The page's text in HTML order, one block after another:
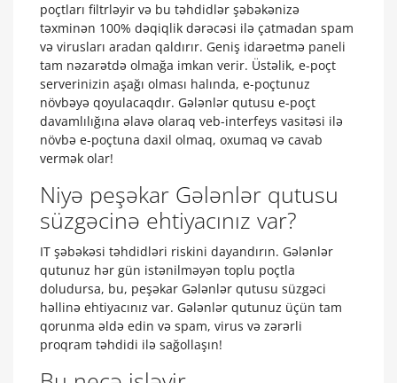
poçtları filtrləyir və bu təhdidlər şəbəkənizə
təxminən 100% dəqiqlik dərəcəsi ilə çatmadan spam
və virusları aradan qaldırır. Geniş idarəetmə paneli
tam nəzarətdə olmağa imkan verir. Üstəlik, e-poçt
serverinizin aşağı olması halında, e-poçtunuz
növbəyə qoyulacaqdır. Gələnlər qutusu e-poçt
davamlılığına əlavə olaraq veb-interfeys vasitəsi ilə
növbə e-poçtuna daxil olmaq, oxumaq və cavab
vermək olar!
Niyə peşəkar Gələnlər qutusu
süzgəcinə ehtiyacınız var?
IT şəbəkəsi təhdidləri riskini dayandırın. Gələnlər
qutunuz hər gün istənilməyən toplu poçtla
doludursa, bu, peşəkar Gələnlər qutusu süzgəci
həllinə ehtiyacınız var. Gələnlər qutunuz üçün tam
qorunma əldə edin və spam, virus və zərərli
proqram təhdidi ilə sağollaşın!